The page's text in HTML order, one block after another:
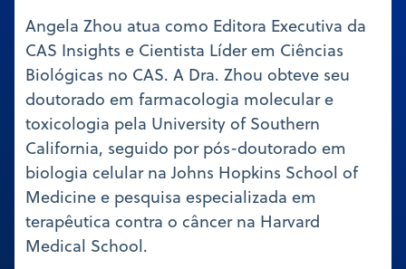
Angela Zhou atua como Editora Executiva da
CAS Insights e Cientista Líder em Ciências
Biológicas no CAS. A Dra. Zhou obteve seu
doutorado em farmacologia molecular e
toxicologia pela University of Southern
California, seguido por pós-doutorado em
biologia celular na Johns Hopkins School of
Medicine e pesquisa especializada em
terapêutica contra o câncer na Harvard
Medical School.